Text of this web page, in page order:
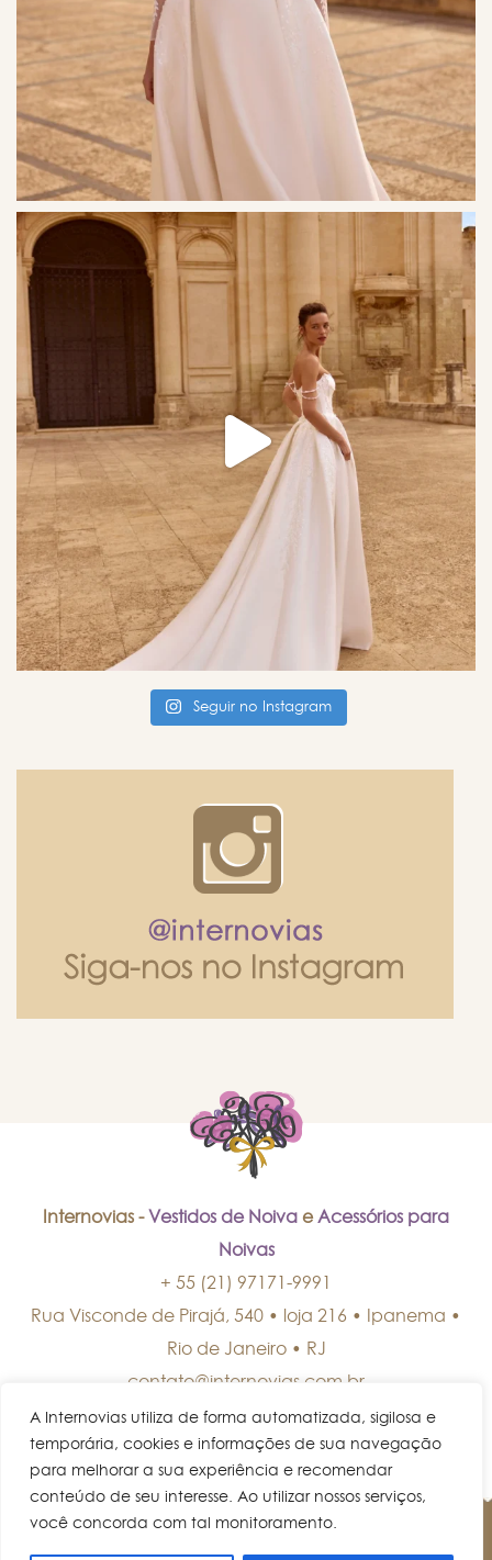
A Internovias utiliza de forma automatizada, sigilosa e
temporária, cookies e informações de sua navegação
para melhorar a sua experiência e recomendar
conteúdo de seu interesse. Ao utilizar nossos serviços,
você concorda com tal monitoramento.
Seguir no Instagram
Internovias - Vestidos de Noiva eAcessórios para
Noivas
+ 55 (21) 97171-9991
Rua Visconde de Pirajá, 540 • loja 216 • Ipanema •
Rio de Janeiro• RJ
contato@internovias.com.br